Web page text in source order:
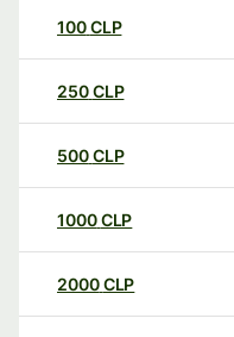
100CLP
250CLP
500CLP
1000CLP
2000CLP